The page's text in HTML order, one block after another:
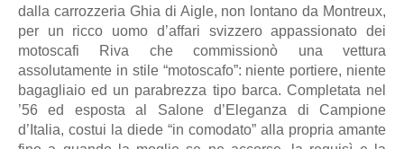
dalla carrozzeria Ghia di Aigle, non lontano da Montreux,
per un ricco uomo d’affari svizzero appassionato dei
motoscafi Riva che commissionò una vettura
assolutamente in stile “motoscafo”: niente portiere, niente
bagagliaio ed un parabrezza tipo barca. Completata nel
’56 ed esposta al Salone d’Eleganza di Campione
d’Italia, costui la diede “in comodato” alla propria amante